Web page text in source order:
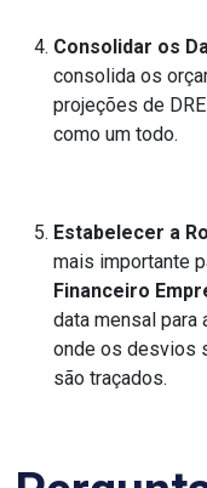
Consolidar os
consolida os
projeções de
como um todo.
Estabelecer a
mais importante
Financeiro
data mensal para
onde os desvios
são traçados.